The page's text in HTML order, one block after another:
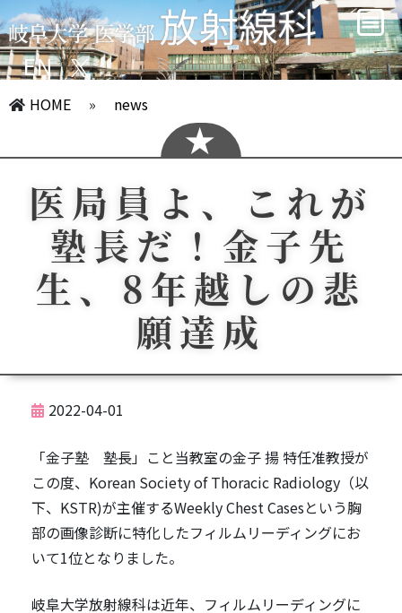
EN
HOME » news
医局員よ、これが
塾長だ！金子先
生、8年越しの悲
願達成
2022-04-01
「金子塾 塾長」こと当教室の金子 揚 特任准教授が
この度、Korean Society of Thoracic Radiology（以
下、KSTR)が主催するWeekly Chest Casesという胸
部の画像診断に特化したフィルムリーディングにお
いて1位となりました。
岐阜大学放射線科は近年、フィルムリーディングに